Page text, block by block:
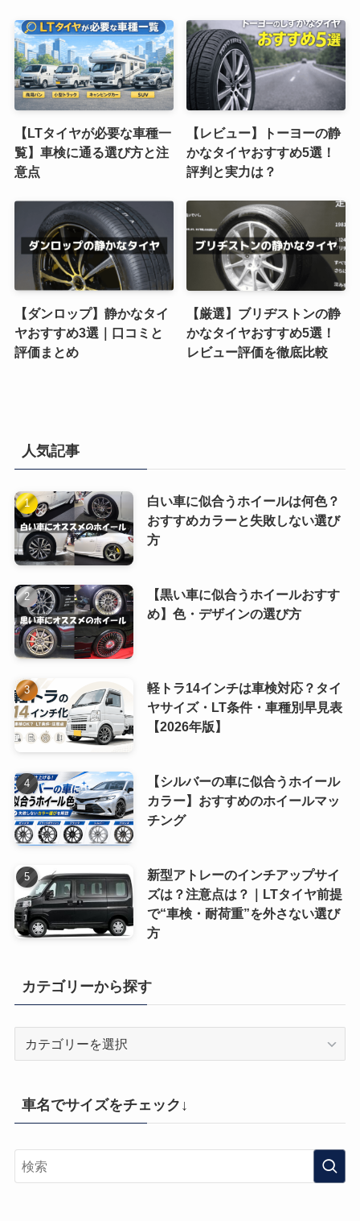
【LTタイヤが必要な車種一
覧】車検に通る選び方と注
意点
【レビュー】トーヨーの静
かなタイヤおすすめ5選！
評判と実力は？
【ダンロップ】静かなタイ
ヤおすすめ3選｜口コミと
評価まとめ
【厳選】ブリヂストンの静
かなタイヤおすすめ5選！
レビュー評価を徹底比較
人気記事
白い車に似合うホイールは何色？
おすすめカラーと失敗しない選び
方
【黒い車に似合うホイールおすす
め】色・デザインの選び方
軽トラ14インチは車検対応？タイ
ヤサイズ・LT条件・車種別早見表
【2026年版】
【シルバーの車に似合うホイール
カラー】おすすめのホイールマッ
チング
新型アトレーのインチアップサイ
ズは？注意点は？｜LTタイヤ前提
で“車検・耐荷重”を外さない選び
方
カテゴリーから探す
リ
探
車名でサイズをチェック↓